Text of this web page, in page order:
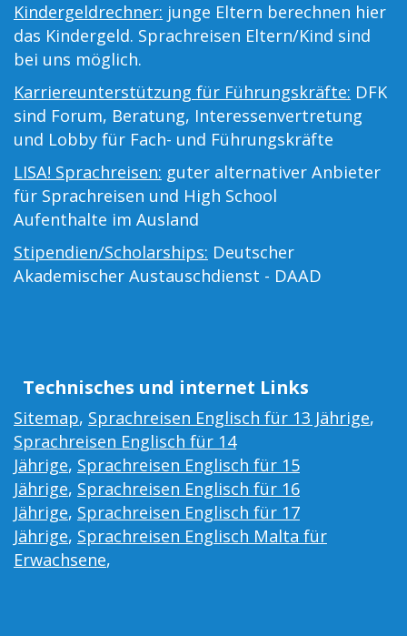
Kindergeldrechner: junge Eltern berechnen hier
das Kindergeld. Sprachreisen Eltern/Kind sind
bei uns möglich.
Karriereunterstützung für Führungskräfte: DFK
sind Forum, Beratung, Interessenvertretung
und Lobby für Fach- und Führungskräfte
LISA! Sprachreisen: guter alternativer Anbieter
für Sprachreisen und High School
Aufenthalte im Ausland
Stipendien/Scholarships: Deutscher
Akademischer Austauschdienst - DAAD
Technisches und internet Links
Sitemap, Sprachreisen Englisch für 13 Jährige,
Sprachreisen Englisch für 14
Jährige, Sprachreisen Englisch für 15
Jährige, Sprachreisen Englisch für 16
Jährige, Sprachreisen Englisch für 17
Jährige, Sprachreisen Englisch Malta für
Erwachsene,